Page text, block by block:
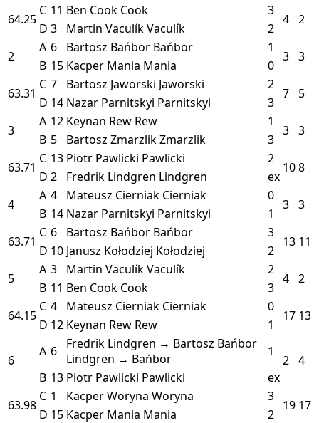
64.25
C 11 Ben Cook Cook 3
4 2
D 3 Martin VaculíkVaculík
2
2
A 6 Bartosz Bańbor Bańbor 1
3 3
B 15 Kacper Mania Mania
0
63.31
C 7 Bartosz Jaworski Jaworski 2
7 5
D 14 Nazar Parnitskyi Parnitskyi
3
3
A 12 Keynan Rew Rew 1
3 3
B 5 Bartosz ZmarzlikZmarzlik
3
63.71
C 13 Piotr Pawlicki Pawlicki 2
108
D 2 Fredrik Lindgren Lindgren
ex
4
A 4 Mateusz Cierniak Cierniak 0
3 3
B 14 Nazar Parnitskyi Parnitskyi
1
63.71
C 6 Bartosz Bańbor Bańbor 3
13 11
D 10 Janusz Kołodziej Kołodziej
2
5
A 3 Martin VaculíkVaculík 2
4 2
B 11 Ben Cook Cook
3
64.15
C 4 Mateusz Cierniak Cierniak 0
17 13
D 12 Keynan Rew Rew 1
6
A 6
Fredrik Lindgren → Bartosz Bańbor
Lindgren → Bańbor
1
2 4
B 13 Piotr Pawlicki Pawlicki
ex
63.98
C 1 Kacper Woryna Woryna 3
19 17
D 15 Kacper Mania Mania
2